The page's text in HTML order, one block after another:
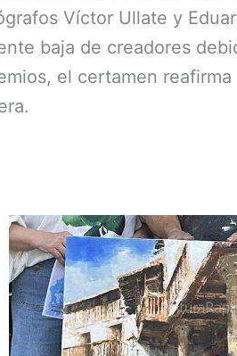
Víctor Ullate y
baja de creadores
el certamen